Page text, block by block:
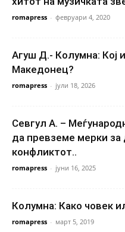
romapress - февруари 4, 2020
Агуш Д.- Колумна: Кој
Македонец?
romapress - јули 18, 2026
Севгул А. –
да превземе мерки за
конфликтот..
romapress - јуни 16, 2025
Колумна: Како човек
romapress - март 5, 2019